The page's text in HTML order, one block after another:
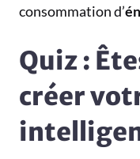
consommation d’
Quiz :
créer